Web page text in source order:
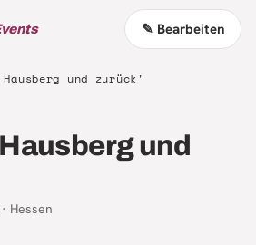
✎ Bearbeiten
Hausberg und zurück'
und
· Hessen